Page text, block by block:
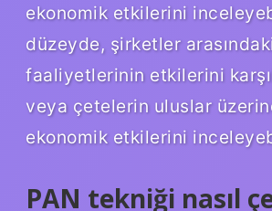
ekonomik etkilerini
düzeyde, şirketler
faaliyetlerinin etkilerini
veya çetelerin uluslar
ekonomik etkilerini
PAN tekniği nasıl